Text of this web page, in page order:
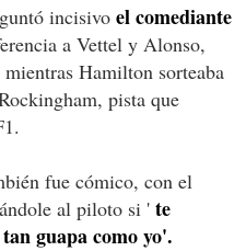
incisivo el comediante
a Vettel y Alonso,
Hamilton sorteaba
pista que
fue cómico, con el
al piloto si ' te
guapa como yo'.